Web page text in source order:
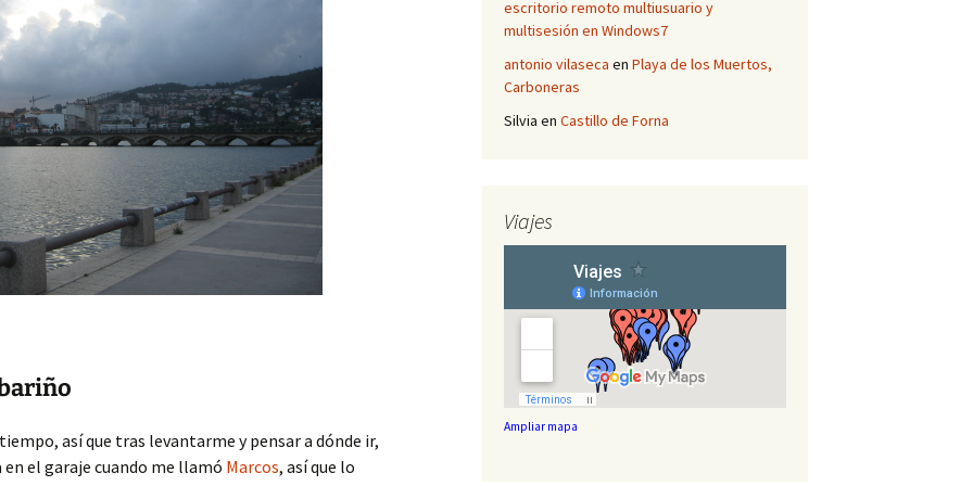
así que tras levantarme y pensar a dónde ir,
en el garaje cuando me llamó Marcos, así que lo
escritorio remoto multiusuario y
multisesión en Windows7
antonio vilaseca en Playa de los Muertos,
Carboneras
Silvia en Castillo de Forna
Viajes
Ampliar mapa